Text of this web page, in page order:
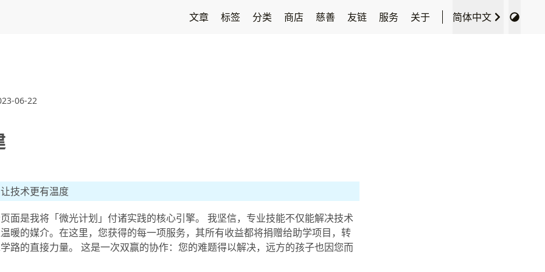
文章 标签 分类 商店 慈善 友链 服务 关于 简体中文
06-22
技术更有温度
面是我将「微光计划」付诸实践的核心引擎。 我坚信，专业技能不仅能解决技术
暖的媒介。在这里，您获得的每一项服务，其所有收益都将捐赠给助学项目，转
路的直接力量。 这是一次双赢的协作：您的难题得以解决，远方的孩子也因您而